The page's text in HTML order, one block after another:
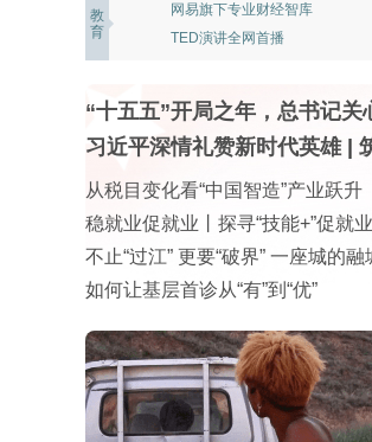
教
育
网易旗下专业财经智库
TED演讲全网首播
“十五五”开局之年，总书记
习近平深情礼赞新时代英雄|
从税目变化看“中国智造”产业跃升
稳就业促就业丨探寻“技能+”促就
不止“过江” 更要“破界” 一座城的融
如何让基层首诊从“有”到“优”